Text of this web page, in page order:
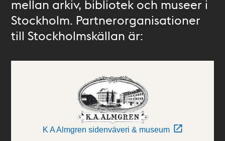
mellan arkiv, bibliotek och museer i
Stockholm. Partnerorganisationer
till Stockholmskällan är:
K A Almgren sidenväveri & museum